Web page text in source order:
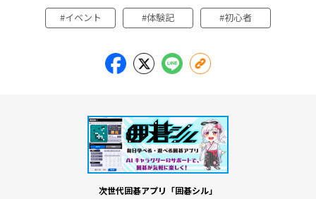
イベント 体験記 初心者
次世代囲碁アプリ「囲碁シル」